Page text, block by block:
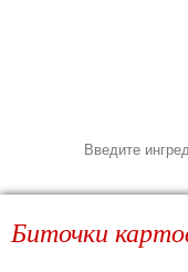
Биточки